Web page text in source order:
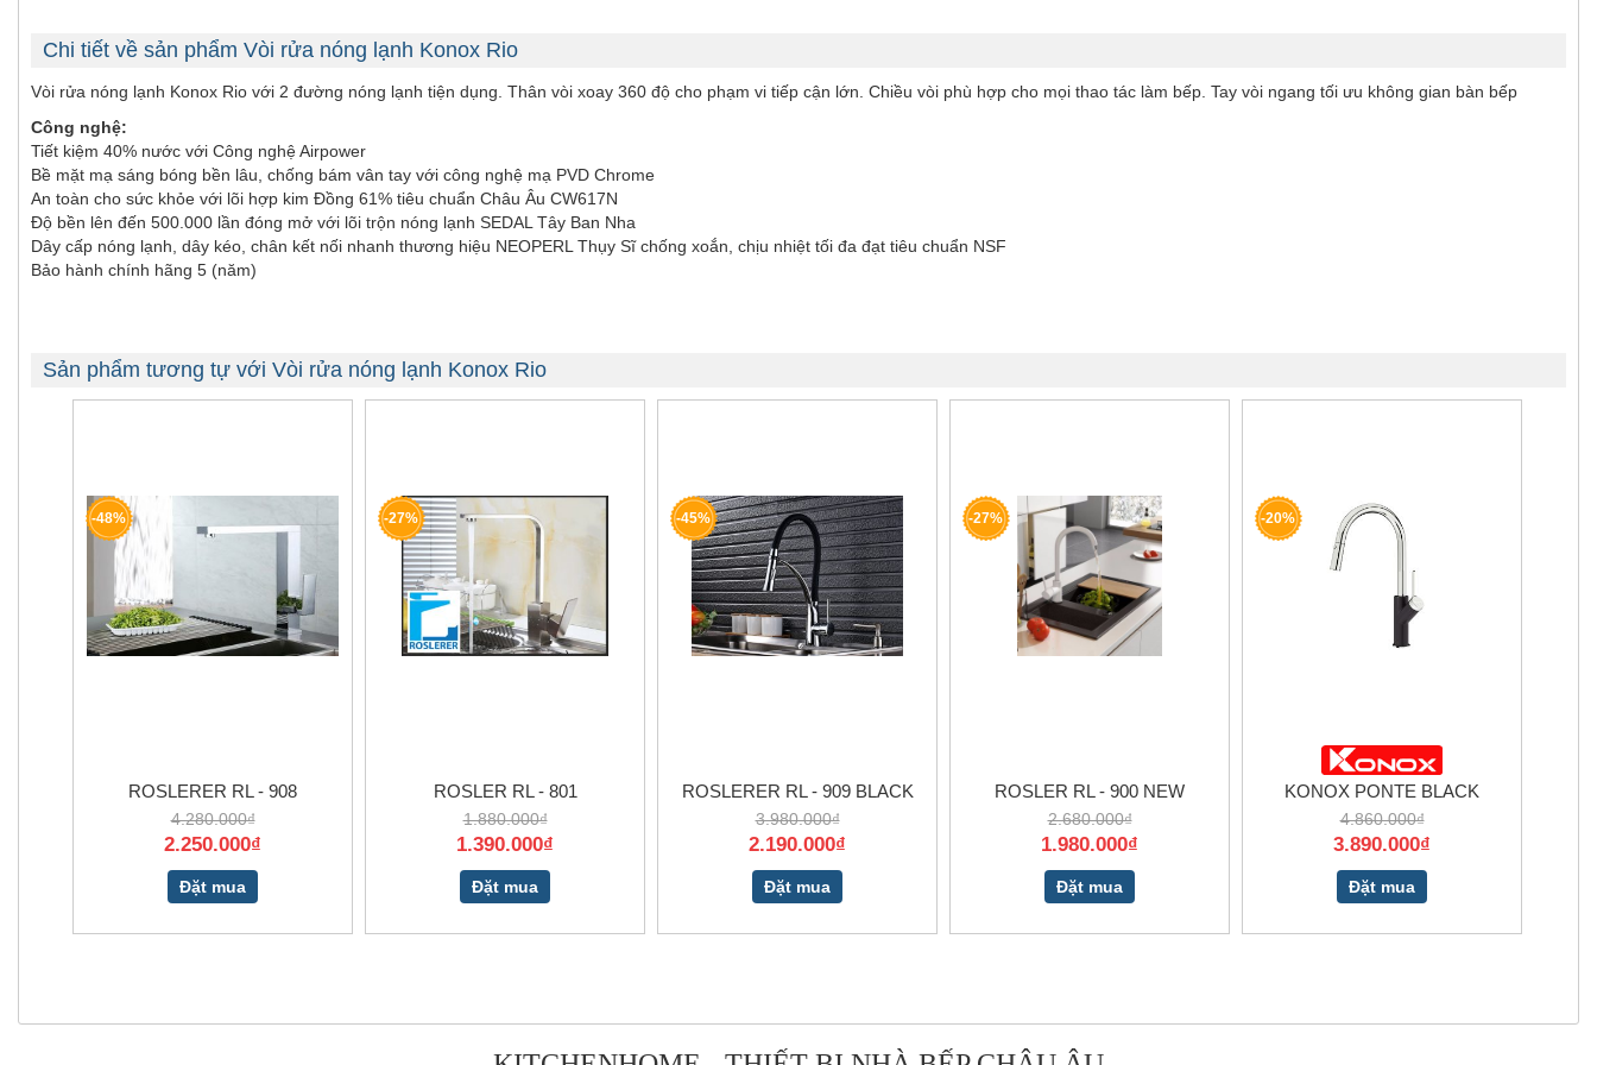
Chi tiết về sản phẩm Vòi rửa nóng lạnh Konox Rio
Vòi rửa nóng lạnh Konox Rio với 2 đường nóng lạnh tiện dụng. Thân vòi xoay 360 độ cho phạm vi tiếp cận lớn. Chiều vòi phù hợp cho mọi thao tác làm bếp. Tay vòi ngang tối ưu không gian bàn bếp
Công nghệ:
Tiết kiệm 40% nước với Công nghệ Airpower
Bề mặt mạ sáng bóng bền lâu, chống bám vân tay với công nghệ mạ PVD Chrome
An toàn cho sức khỏe với lõi hợp kim Đồng 61% tiêu chuẩn Châu Âu CW617N
Độ bền lên đến 500.000 lần đóng mở với lõi trộn nóng lạnh SEDAL Tây Ban Nha
Dây cấp nóng lạnh, dây kéo, chân kết nối nhanh thương hiệu NEOPERL Thụy Sĩ chống xoắn, chịu nhiệt tối đa đạt tiêu chuẩn NSF
Bảo hành chính hãng 5 (năm)
Sản phẩm tương tự với Vòi rửa nóng lạnh Konox Rio
-48%
ROSLERER RL - 908
4.280.000₫
2.250.000₫
Đặt mua
-27%
ROSLER RL - 801
1.880.000₫
1.390.000₫
Đặt mua
-45%
ROSLERER RL - 909 BLACK
3.980.000₫
2.190.000₫
Đặt mua
-27%
ROSLER RL - 900 NEW
2.680.000₫
1.980.000₫
Đặt mua
-20%
KONOX PONTE BLACK
4.860.000₫
3.890.000₫
Đặt mua